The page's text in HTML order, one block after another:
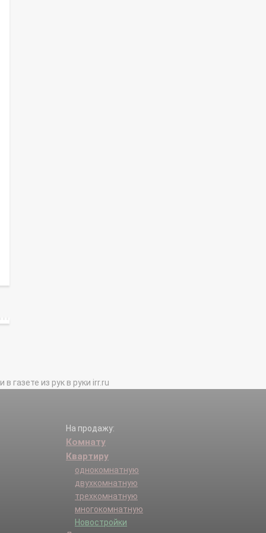
газете из рук в руки irr.ru
На продажу:
Комнату
Квартиру
однокомнатную
двухкомнатную
трехкомнатную
многокомнатную
Новостройки